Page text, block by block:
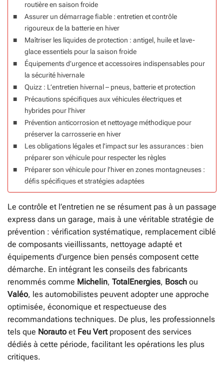
routière en saison froide
Assurer un démarrage fiable : entretien et contrôle
rigoureux de la batterie en hiver
Maîtriser les liquides de protection : antigel, huile et lave-
glace essentiels pour la saison froide
Équipements d’urgence et accessoires indispensables pour
la sécurité hivernale
Quizz : L’entretien hivernal – pneus, batterie et protection
Précautions spécifiques aux véhicules électriques et
hybrides pour l’hiver
Prévention anticorrosion et nettoyage méthodique pour
préserver la carrosserie en hiver
Les obligations légales et l’impact sur les assurances : bien
préparer son véhicule pour respecter les règles
Préparer son véhicule pour l’hiver en zones montagneuses :
défis spécifiques et stratégies adaptées
Le contrôle et l’entretien ne se résument pas à un passage
express dans un garage, mais à une véritable stratégie de
prévention : vérification systématique, remplacement ciblé
de composants vieillissants, nettoyage adapté et
équipements d’urgence bien pensés composent cette
démarche. En intégrant les conseils des fabricants
renommés comme Michelin, TotalEnergies, Bosch ou
Valéo, les automobilistes peuvent adopter une approche
optimisée, économique et respectueuse des
recommandations techniques. De plus, les professionnels
tels que Norauto et Feu Vertproposent des services
dédiés à cette période, facilitant les opérations les plus
critiques.